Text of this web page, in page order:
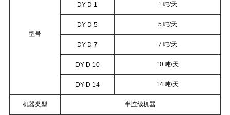
型号
DY-D-1 1 吨/天
DY-D-5 5 吨/天
DY-D-7 7 吨/天
DY-D-10 10 吨/天
DY-D-14 14 吨/天
机器类型 半连续机器